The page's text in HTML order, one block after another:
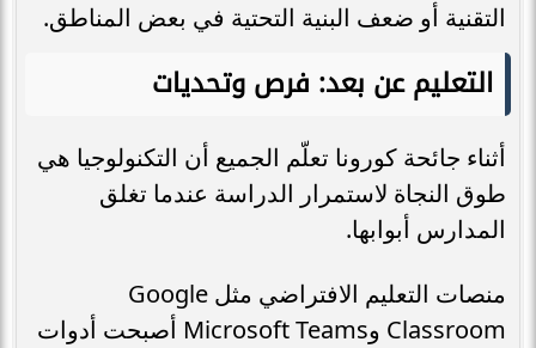
التقنية أو ضعف البنية التحتية في بعض المناطق.
التعليم عن بعد: فرص وتحديات
أثناء جائحة كورونا تعلّم الجميع أن التكنولوجيا هي
طوق النجاة لاستمرار الدراسة عندما تغلق
المدارس أبوابها.
منصات التعليم الافتراضي مثل Google
Classroom وMicrosoft Teams أصبحت أدوات